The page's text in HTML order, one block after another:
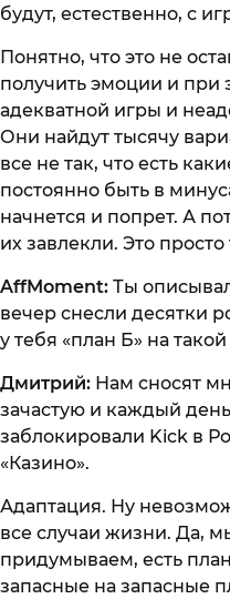
будут, естественно, с
Понятно, что это не
получить эмоции и при
адекватной игры и
Они найдут тысячу
все не так, что есть
постоянно быть в
начнется и попрет. А
их завлекли. Это
AffMoment: Ты
вечер снесли десятки
у тебя «план Б» на
Дмитрий: Нам сносят
зачастую и каждый
заблокировали Kick в
«Казино».
Адаптация. Ну
все случаи жизни. Да,
придумываем, есть
запасные на запасные